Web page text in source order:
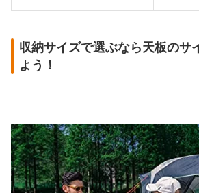
収納サイズで選ぶなら天板のサ
よう！